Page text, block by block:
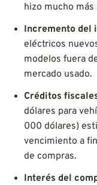
hizo mucho más
Incremento del
eléctricos
modelos fuera
mercado usado.
Créditos
dólares para
000 dólares)
vencimiento a
de compras.
Interés del